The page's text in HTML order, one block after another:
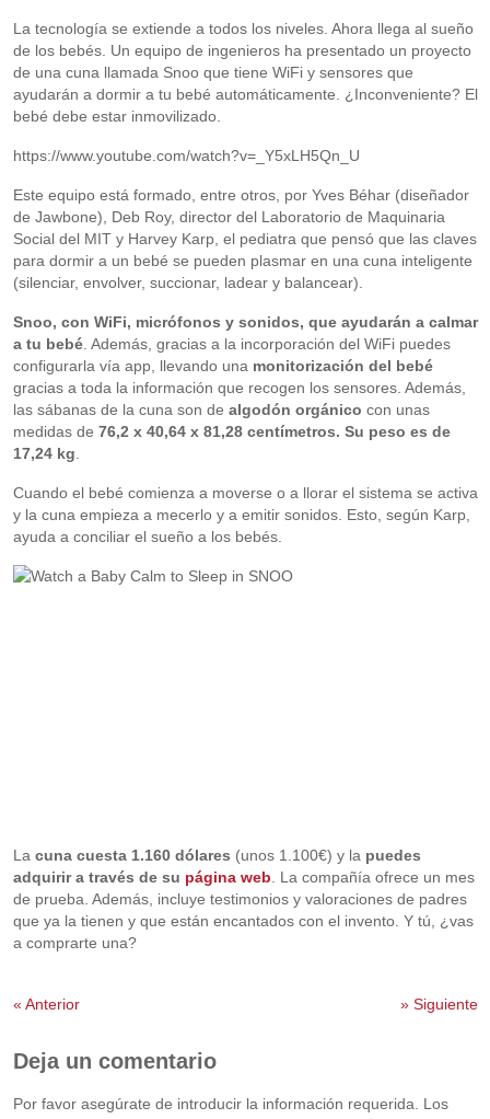
La tecnología se extiende a todos los niveles. Ahora llega al sueño
de los bebés. Un equipo de ingenieros ha presentado un proyecto
de una cuna llamada Snoo que tiene WiFi y sensores que
ayudarán a dormir a tu bebé automáticamente. ¿Inconveniente? El
bebé debe estar inmovilizado.
https://www.youtube.com/watch?v=_Y5xLH5Qn_U
Este equipo está formado, entre otros, por Yves Béhar (diseñador
de Jawbone), Deb Roy, director del Laboratorio de Maquinaria
Social del MIT y Harvey Karp, el pediatra que pensó que las claves
para dormir a un bebé se pueden plasmar en una cuna inteligente
(silenciar, envolver, succionar, ladear y balancear).
Snoo, con WiFi, micrófonos y sonidos, que ayudarán a calmar
a tu bebé. Además, gracias a la incorporación del WiFi puedes
configurarla vía app, llevando una monitorización del bebé
gracias a toda la información que recogen los sensores. Además,
las sábanas de la cuna son de algodón orgánico con unas
medidas de 76,2 x 40,64 x 81,28 centímetros. Su peso es de
17,24 kg.
Cuando el bebé comienza a moverse o a llorar el sistema se activa
y la cuna empieza a mecerlo y a emitir sonidos. Esto, según Karp,
ayuda a conciliar el sueño a los bebés.
La cuna cuesta 1.160 dólares (unos 1.100€) y la puedes
adquirir a través de su página web. La compañía ofrece un mes
de prueba. Además, incluye testimonios y valoraciones de padres
que ya la tienen y que están encantados con el invento. Y tú, ¿vas
a comprarte una?
« Anterior »Siguiente
Deja un comentario
Por favor asegúrate de introducir la información requerida. Los